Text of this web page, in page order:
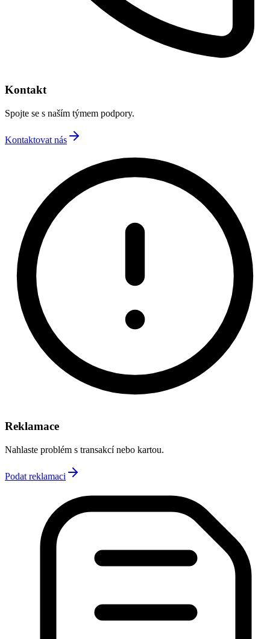
Kontakt
Spojte se s naším týmem podpory.
Kontaktovat nás
Reklamace
Nahlaste problém s transakcí nebo kartou.
Podat reklamaci